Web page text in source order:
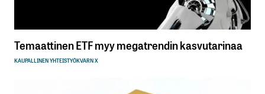
Temaattinen ETF myy megatrendin kasvutarinaa
KAUPALLINEN YHTEISTYÖKVARN X